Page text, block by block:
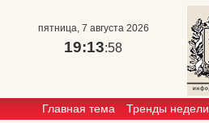
пятница, 7 августа 2026
19:13:58
Главная тема Тренды недели